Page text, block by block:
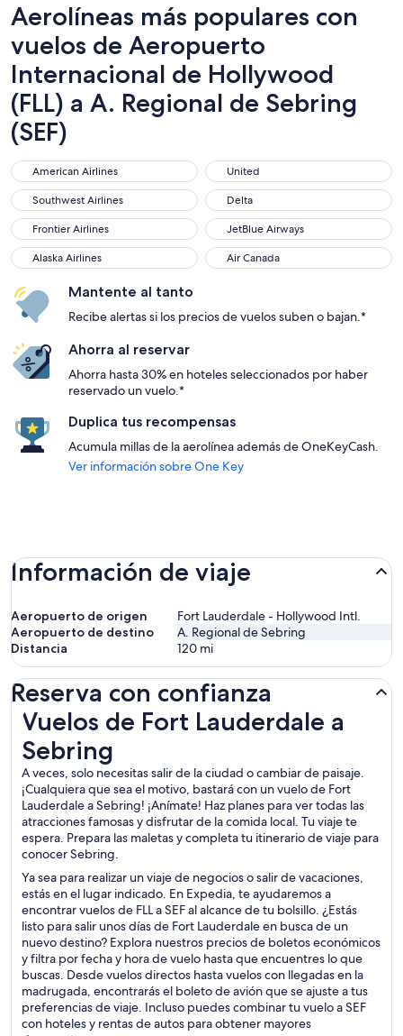
Aerolíneas más populares con
vuelos de Aeropuerto
Internacional de Hollywood
(FLL) a A. Regional de Sebring
(SEF)
American Airlines
American Airlines United
United
Southwest Airlines
Southwest Airlines Delta
Delta
Frontier Airlines
Frontier Airlines JetBlue Airways
JetBlue Airways
Alaska Airlines
Alaska Airlines Air Canada
Air Canada
Mantente al tanto
Recibe alertas si los precios de vuelos suben o bajan.*
Ahorra al reservar
Ahorra hasta 30% en hoteles seleccionados por haber
reservado un vuelo.*
Duplica tus recompensas
Acumula millas de la aerolínea además de OneKeyCash.
Ver información sobre One Key
Información de viaje
Aeropuerto de origen
Fort Lauderdale - Hollywood Intl.
Aeropuerto de destino
A. Regional de Sebring
Distancia
120 mi
Reserva con confianza
Vuelos de Fort Lauderdale a
Sebring
A veces, solo necesitas salir de la ciudad o cambiar de paisaje.
¡Cualquiera que sea el motivo, bastará con un vuelo de Fort
Lauderdale a Sebring! ¡Anímate! Haz planes para ver todas las
atracciones famosas y disfrutar de la comida local. Tu viaje te
espera. Prepara las maletas y completa tu itinerario de viaje para
conocer Sebring.
Ya sea para realizar un viaje de negocios o salir de vacaciones,
estás en el lugar indicado. En Expedia, te ayudaremos a
encontrar vuelos de FLL a SEF al alcance de tu bolsillo. ¿Estás
listo para salir unos días de Fort Lauderdale en busca de un
nuevo destino? Explora nuestros precios de boletos económicos
y filtra por fecha y hora de vuelo hasta que encuentres lo que
buscas. Desde vuelos directos hasta vuelos con llegadas en la
madrugada, encontrarás el boleto de avión que se ajuste a tus
preferencias de viaje. Incluso puedes combinar tu vuelo a SEF
con hoteles y rentas de autos para obtener mayores
Vuelos de Fort Lauderdale a Sebring